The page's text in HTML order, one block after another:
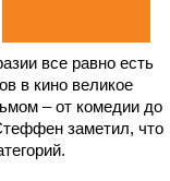
все равно есть
в кино великое
– от комедии до
заметил, что